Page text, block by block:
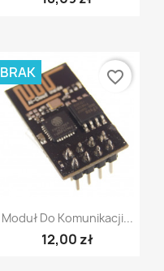
Szybki podgląd
Moduł Do Komunikacji...
12,00 zł
BRAK favorite_border